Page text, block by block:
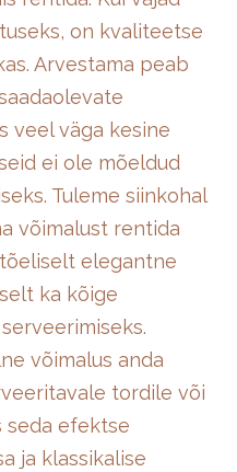
on kvaliteetse
Arvestama peab
veel väga kesine
ei ole mõeldud
Tuleme siinkohal
võimalust rentida
elegantne
ka kõige
võimalus anda
tordile või
seda efektse
ja klassikalise